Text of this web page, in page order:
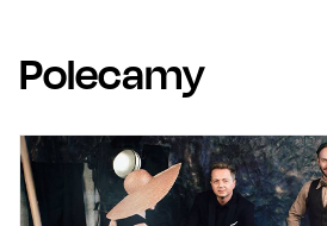
Polecamy